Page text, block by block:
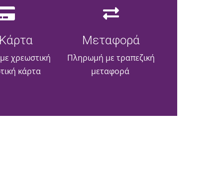
χρεωστική
κάρτα
Μεταφορά
Πληρωμή με τραπεζική
μεταφορά